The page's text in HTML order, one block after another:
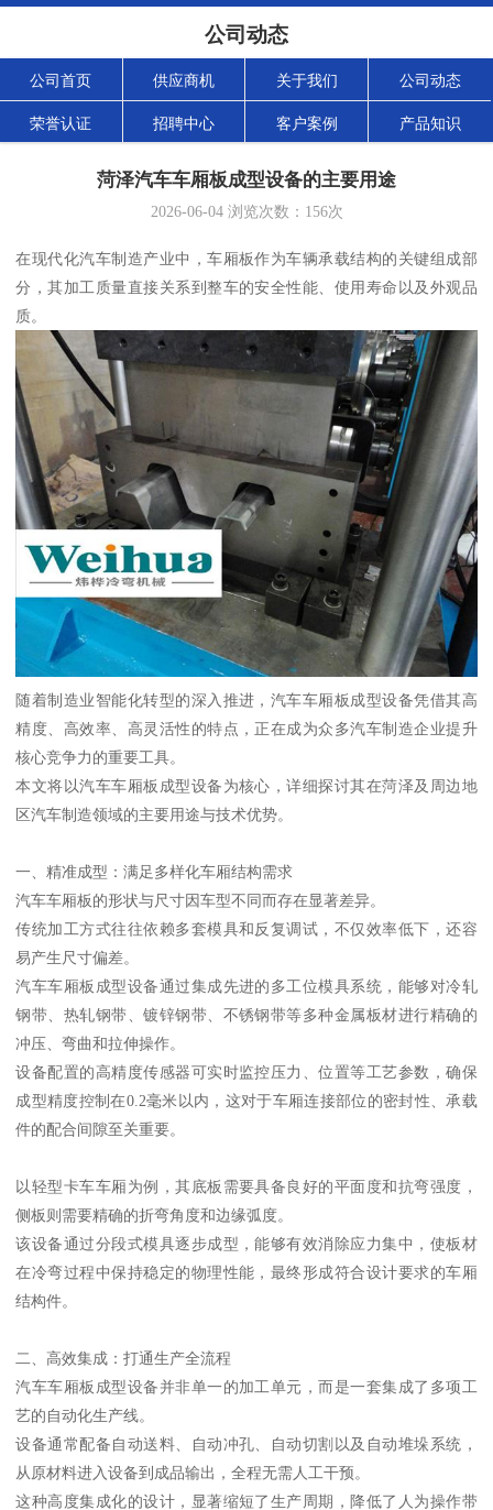
公司动态
公司首页 供应商机 关于我们 公司动态
荣誉认证 招聘中心 客户案例 产品知识
菏泽汽车车厢板成型设备的主要用途
2026-06-04浏览次数： 156次
在现代化汽车制造产业中，车厢板作为车辆承载结构的关键组成部
分，其加工质量直接关系到整车的安全性能、使用寿命以及外观品
质。
随着制造业智能化转型的深入推进，汽车车厢板成型设备凭借其高
精度、高效率、高灵活性的特点，正在成为众多汽车制造企业提升
核心竞争力的重要工具。
本文将以汽车车厢板成型设备为核心，详细探讨其在菏泽及周边地
区汽车制造领域的主要用途与技术优势。
一、精准成型：满足多样化车厢结构需求
汽车车厢板的形状与尺寸因车型不同而存在显著差异。
传统加工方式往往依赖多套模具和反复调试，不仅效率低下，还容
易产生尺寸偏差。
汽车车厢板成型设备通过集成先进的多工位模具系统，能够对冷轧
钢带、热轧钢带、镀锌钢带、不锈钢带等多种金属板材进行精确的
冲压、弯曲和拉伸操作。
设备配置的高精度传感器可实时监控压力、位置等工艺参数，确保
成型精度控制在0.2毫米以内，这对于车厢连接部位的密封性、承载
件的配合间隙至关重要。
以轻型卡车车厢为例，其底板需要具备良好的平面度和抗弯强度，
侧板则需要精确的折弯角度和边缘弧度。
该设备通过分段式模具逐步成型，能够有效消除应力集中，使板材
在冷弯过程中保持稳定的物理性能，最终形成符合设计要求的车厢
结构件。
二、高效集成：打通生产全流程
汽车车厢板成型设备并非单一的加工单元，而是一套集成了多项工
艺的自动化生产线。
设备通常配备自动送料、自动冲孔、自动切割以及自动堆垛系统，
从原材料进入设备到成品输出，全程无需人工干预。
这种高度集成化的设计，显著缩短了生产周期，降低了人为操作带